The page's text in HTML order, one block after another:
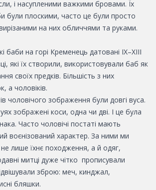
і насупленими важкими бровами. Їх
були плоскими, часто це були просто
на них обличчями та руками.
баби на горі Кременець датовані IX–XIII
які їх створили, використовували баб як
своїх предків. Більшість з них
а чоловіків.
чоловічого зображення були довгі вуса.
зображені коси, одна чи дві. І це була
Часто чоловічі постаті мають
воєнізований характер. За ними ми
лише їхнє походження, а й одяг,
митці дуже чітко прописували
зброю: меч, кинджал,
бляшки.